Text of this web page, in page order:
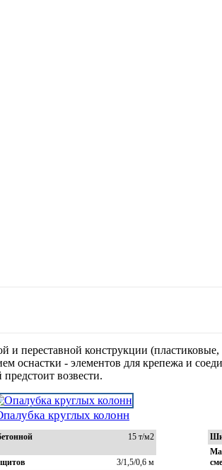
и переставной конструкции
- элементов для крепежа и
возвести.
круглых колонн
15 т/м2
3/1,5/0,6 м